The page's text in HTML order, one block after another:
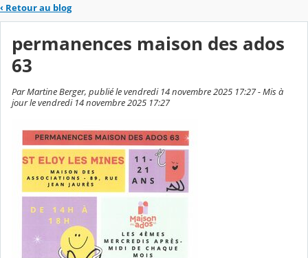
‹ Retour au blog
permanences maison des ados
63
Par Martine Berger, publié le vendredi 14 novembre 2025 17:27 - Mis à
jour le vendredi 14 novembre 2025 17:27